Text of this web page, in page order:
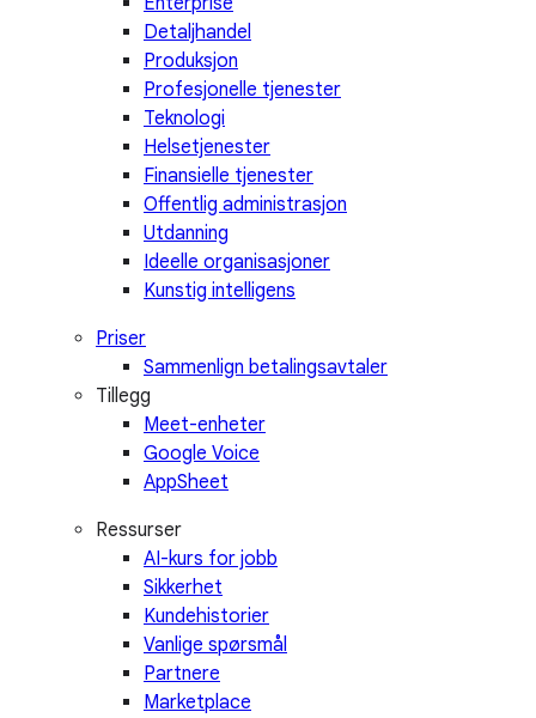
Detaljhandel
Produksjon
Profesjonelle tjenester
Teknologi
Helsetjenester
Finansielle tjenester
Offentlig administrasjon
Utdanning
Ideelle organisasjoner
Kunstig intelligens
Priser
Sammenlign betalingsavtaler
Tillegg
Meet-enheter
Google Voice
AppSheet
Ressurser
AI-kurs for jobb
Sikkerhet
Kundehistorier
Vanlige spørsmål
Partnere
Marketplace